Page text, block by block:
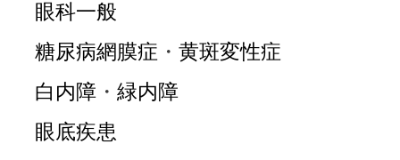
眼科一般
糖尿病網膜症 ・ 黄斑変性症
白内障 ・ 緑内障
眼底疾患